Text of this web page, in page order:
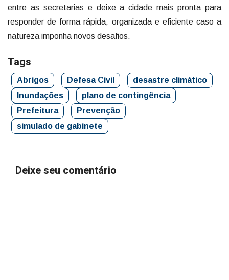
entre as secretarias e deixe a cidade mais pronta para
responder de forma rápida, organizada e eficiente caso a
natureza imponha novos desafios.
Tags
Abrigos Defesa Civil
desastre climático
Inundações
plano de contingência
Prefeitura
Prevenção
simulado de gabinete
Deixe seu comentário